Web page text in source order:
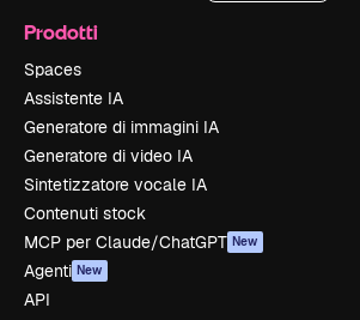
Prodotti
Spaces
Assistente IA
Generatore di immagini IA
Generatore di video IA
Sintetizzatore vocale IA
Contenuti stock
MCP per Claude/ChatGPT New
Agenti New
API